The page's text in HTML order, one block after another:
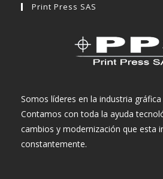
Print Press SAS
Somos líderes en la industria
Contamos con toda la ayuda
cambios y modernización que esta
constantemente.